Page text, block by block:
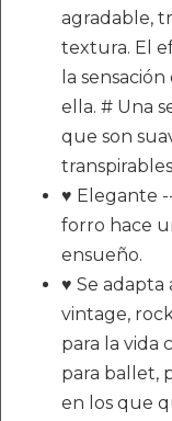
agradable,
textura. El
la
ella. # Una
que son
♥ Elegante
forro hace
ensueño.
♥ Se adapta
vintage,
para la vida
para ballet,
en los que